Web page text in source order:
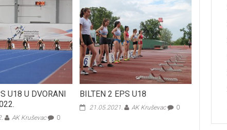
U18 U DVORANI
AK Kruševac 0
BILTEN 2 EPS U18
21.05.2021. AK Kruševac 0